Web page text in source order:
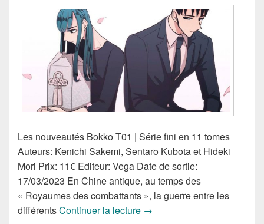
Les nouveautés Bokko T01 | Série fini en 11 tomes
Auteurs: Kenichi Sakemi, Sentaro Kubota et Hideki
Mori Prix: 11€ Editeur: Vega Date de sortie:
17/03/2023 En Chine antique, au temps des
« Royaumes des combattants », la guerre entre les
différentsContinuer la lecture Nouveautés Mangas de la
→